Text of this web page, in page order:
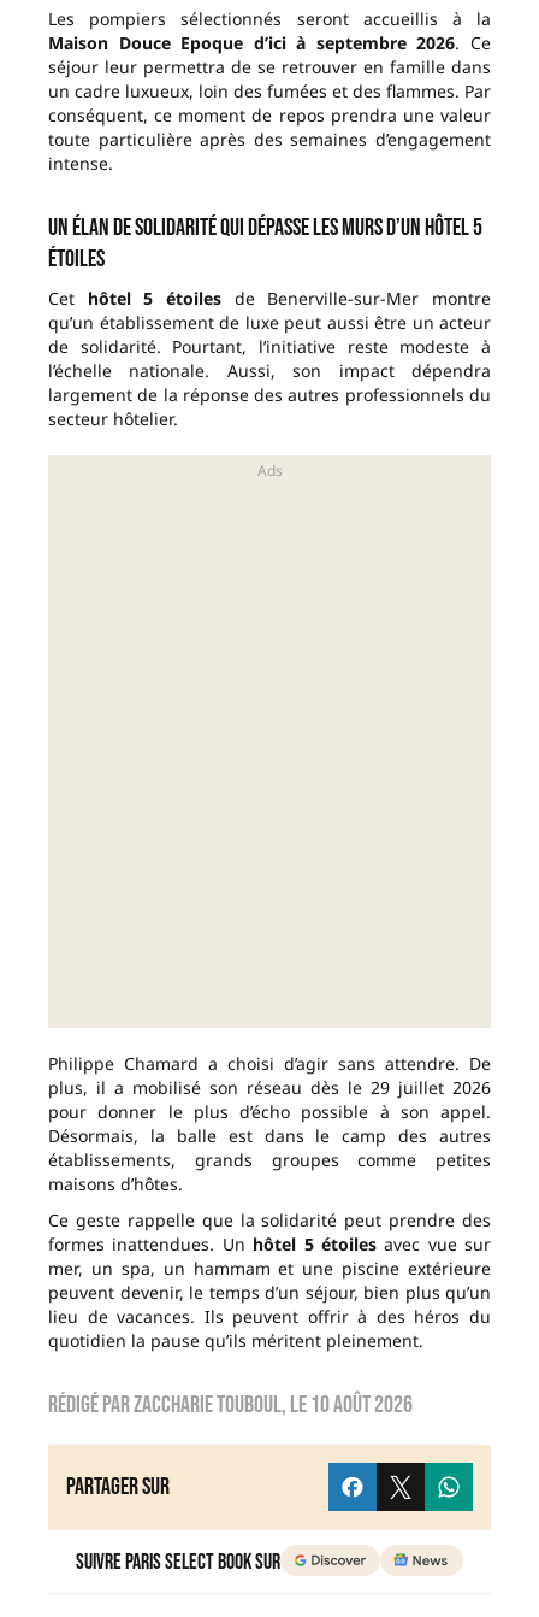
Les pompiers sélectionnés seront accueillis à la
Maison Douce Epoque d’ici à septembre 2026. Ce
séjour leur permettra de se retrouver en famille dans
un cadre luxueux, loin des fumées et des flammes. Par
conséquent, ce moment de repos prendra une valeur
toute particulière après des semaines d’engagement
intense.
Un élan de solidarité qui dépasse les murs d’un hôtel 5
étoiles
Cet hôtel 5 étoiles de Benerville-sur-Mer montre
qu’un établissement de luxe peut aussi être un acteur
de solidarité. Pourtant, l’initiative reste modeste à
l’échelle nationale. Aussi, son impact dépendra
largement de la réponse des autres professionnels du
secteur hôtelier.
Philippe Chamard a choisi d’agir sans attendre. De
plus, il a mobilisé son réseau dès le 29 juillet 2026
pour donner le plus d’écho possible à son appel.
Désormais, la balle est dans le camp des autres
établissements, grands groupes comme petites
maisons d’hôtes.
Ce geste rappelle que la solidarité peut prendre des
formes inattendues. Un hôtel 5 étoilesavec vue sur
mer, un spa, un hammam et une piscine extérieure
peuvent devenir, le temps d’un séjour, bien plus qu’un
lieu de vacances. Ils peuvent offrir à des héros du
quotidien la pause qu’ils méritent pleinement.
Rédigé parzaccharie touboul, le10 août 2026
Partager sur
Suivre Paris Select Book sur